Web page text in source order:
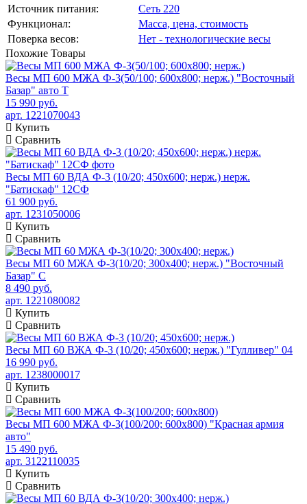
Источник питания:
Сеть 220
Функционал:
Масса, цена, стоимость
Поверка весов:
Нет - технологические весы
Похожие Товары
Весы МП 600 МЖА Ф-3(50/100; 600х800; нерж.) "Восточный
Базар" авто Т
15 990 руб.
арт. 1221070043
Купить
Сравнить
Весы МП 60 ВДА Ф-3 (10/20; 450х600; нерж.) нерж.
"Батискаф" 12СФ
61 900 руб.
арт. 1231050006
Купить
Сравнить
Весы МП 60 МЖА Ф-3(10/20; 300х400; нерж.) "Восточный
Базар" С
8 490 руб.
арт. 1221080082
Купить
Сравнить
Весы МП 60 ВЖА Ф-3 (10/20; 450х600; нерж.) "Гулливер" 04
16 990 руб.
арт. 1238000017
Купить
Сравнить
Весы МП 600 МЖА Ф-3(100/200; 600х800) "Красная армия
авто"
15 490 руб.
арт. 3122110035
Купить
Сравнить